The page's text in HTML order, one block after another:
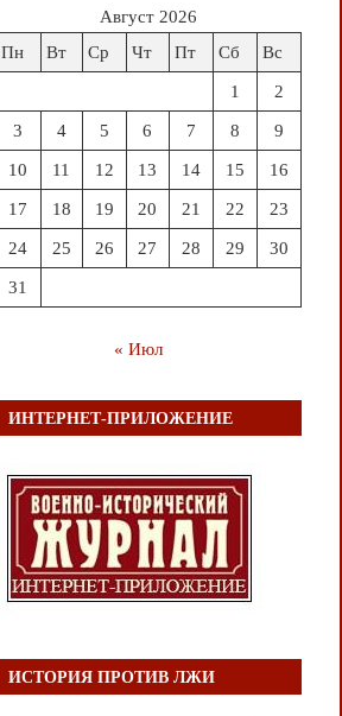
Август 2026
Пн
Вт Ср Чт Пт Сб Вс
1 2
3 4 5 6 7 8 9
10 11 12 13 14 15 16
17 18 19 20 21 22 23
24 25 26 27 28 29 30
31
« Июл
ИНТЕРНЕТ-ПРИЛОЖЕНИЕ
ИСТОРИЯ ПРОТИВ ЛЖИ